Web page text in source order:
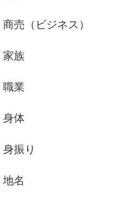
商売（ビジネス）
家族
職業
身体
身振り
地名